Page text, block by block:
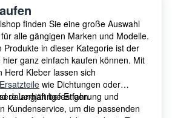
finden Sie eine große Auswahl
alle gängigen Marken und Modelle.
Produkte in dieser Kategorie ist der
hier ganz einfach kaufen können. Mit
Herd Kleber lassen sich
wie Dichtungen oder
dauerhaft befestigen.
langjährige Erfahrung und
Kundenservice, um die passenden